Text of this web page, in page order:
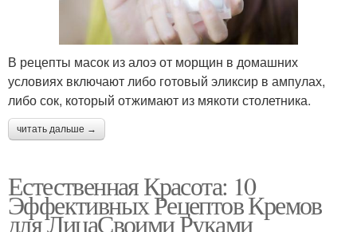
В рецепты масок из алоэ от морщин в домашних
условиях включают либо готовый эликсир в ампулах,
либо сок, который отжимают из мякоти столетника.
читать дальше →
Естественная Красота: 10
Эффективных Рецептов Кремов
для ЛицаСвоими Руками